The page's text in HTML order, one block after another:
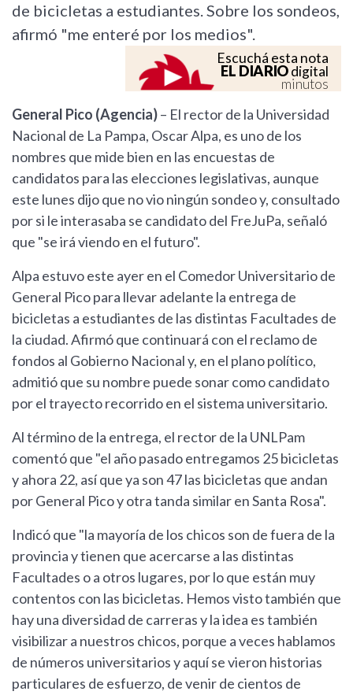
de bicicletas a estudiantes. Sobre los sondeos,
afirmó "me enteré por los medios".
Escuchá esta nota
EL DIARIOdigital
minutos
General Pico (Agencia)– El rector de la Universidad
Nacional de La Pampa, Oscar Alpa, es uno de los
nombres que mide bien en las encuestas de
candidatos para las elecciones legislativas, aunque
este lunes dijo que no vio ningún sondeo y, consultado
por si le interasaba se candidato del FreJuPa, señaló
que "se irá viendo en el futuro".
Alpa estuvo este ayer en el Comedor Universitario de
General Pico para llevar adelante la entrega de
bicicletas a estudiantes de las distintas Facultades de
la ciudad. Afirmó que continuará con el reclamo de
fondos al Gobierno Nacional y, en el plano político,
admitió que su nombre puede sonar como candidato
por el trayecto recorrido en el sistema universitario.
Al término de la entrega, el rector de la UNLPam
comentó que "el año pasado entregamos 25 bicicletas
y ahora 22, así que ya son 47 las bicicletas que andan
por General Pico y otra tanda similar en Santa Rosa".
Indicó que "la mayoría de los chicos son de fuera de la
provincia y tienen que acercarse a las distintas
Facultades o a otros lugares, por lo que están muy
contentos con las bicicletas. Hemos visto también que
hay una diversidad de carreras y la idea es también
visibilizar a nuestros chicos, porque a veces hablamos
de números universitarios y aquí se vieron historias
particulares de esfuerzo, de venir de cientos de